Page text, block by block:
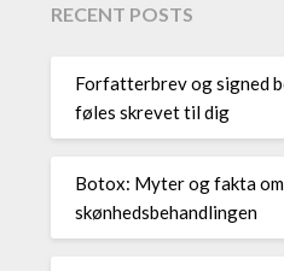
RECENT POSTS
Forfatterbrev og signed
føles skrevet til dig
Botox: Myter og fakta om
skønhedsbehandlingen